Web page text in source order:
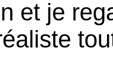
et je